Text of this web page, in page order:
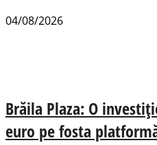
04/08/2026
Brăila Plaza: O
euro pe fosta